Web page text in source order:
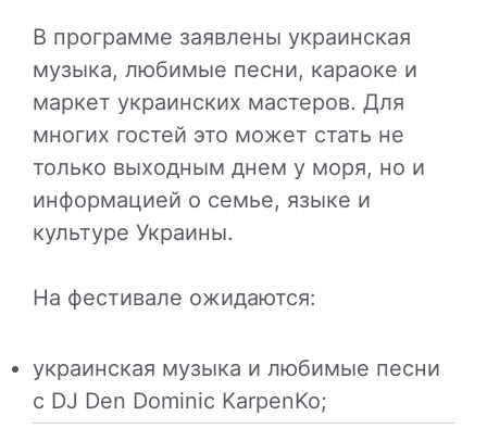
В программе заявлены украинская
музыка, любимые песни, караоке и
маркет украинских мастеров. Для
многих гостей это может стать не
только выходным днем у моря, но и
информацией о семье, языке и
культуре Украины.
На фестивале ожидаются:
украинская музыка и любимые песни
с DJ Den Dominic KarpenKo;